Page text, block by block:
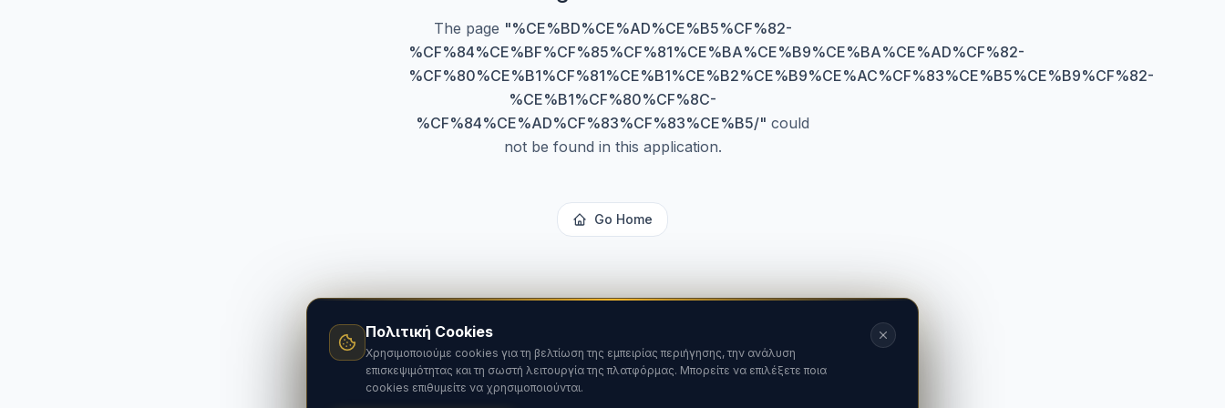
The page "%CE%BD%CE%AD%CE%B5%CF%82-
%CF%84%CE%BF%CF%85%CF%81%CE%BA%CE%B9%CE%BA%CE%AD%CF%82-
%CF%80%CE%B1%CF%81%CE%B1%CE%B2%CE%B9%CE%AC%CF%83%CE%B5%CE%B9%CF%82-
%CE%B1%CF%80%CF%8C-
%CF%84%CE%AD%CF%83%CF%83%CE%B5/" could
not be found in this application.
Go Home
Πολιτική Cookies
Χρησιμοποιούμε cookies για τη βελτίωση της εμπειρίας περιήγησης, την ανάλυση
επισκεψιμότητας και τη σωστή λειτουργία της πλατφόρμας. Μπορείτε να επιλέξετε ποια
cookies επιθυμείτε να χρησιμοποιούνται.